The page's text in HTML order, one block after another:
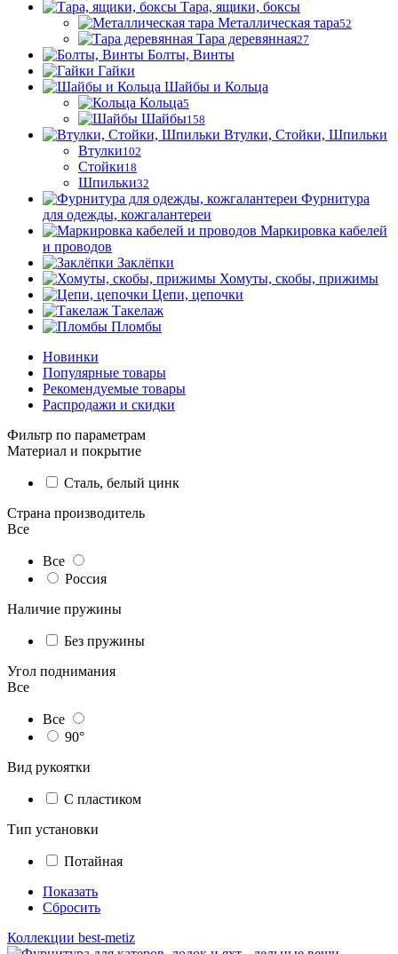
Тара, ящики, боксы
Металлическая тара52
Тара деревянная27
Болты, Винты
Гайки
Шайбы и Кольца
Кольца5
Шайбы158
Втулки, Стойки, Шпильки
Втулки102
Стойки18
Шпильки32
Фурнитура
для одежды, кожгалантереи
Маркировка кабелей
и проводов
Заклёпки
Хомуты, скобы, прижимы
Цепи, цепочки
Такелаж
Пломбы
Новинки
Популярные товары
Рекомендуемые товары
Распродажи и скидки
Фильтр по параметрам
Материал и покрытие
Сталь, белый цинк
Страна производитель
Все
Все
Россия
Наличие пружины
Без пружины
Угол поднимания
Все
Все
90°
Вид рукоятки
С пластиком
Тип установки
Потайная
Показать
Сбросить
Коллекции best-metiz